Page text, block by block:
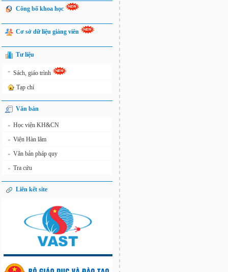
Công bố khoa học
Cơ sở dữ liệu giảng viên
Tư liệu
» Sách, giáo trình
Tạp chí
Văn bản
» Học viện KH&CN
» Viện Hàn lâm
» Văn bản pháp quy
» Tra cứu
Liên kết site